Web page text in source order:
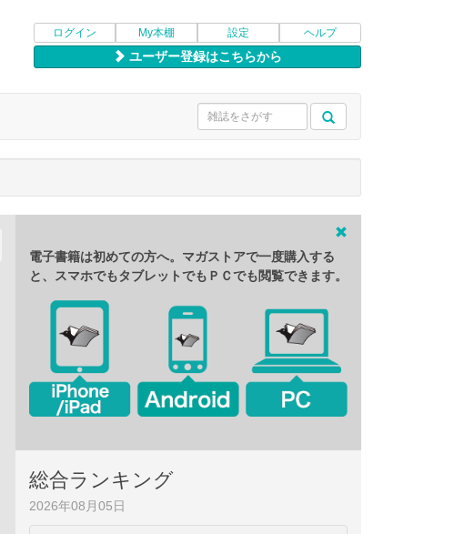
ログイン My本棚 設定 ヘルプ
ユーザー登録はこちらから
電子書籍は初めての方へ。マガストアで一度購入する
と、スマホでもタブレットでもＰＣでも閲覧できます。
総合ランキング
2026年08月05日